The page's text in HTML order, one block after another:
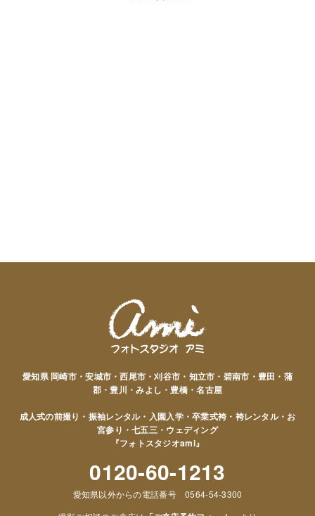
愛知県 岡崎市・安城市・西尾市・刈谷市・知立市・碧南市・豊田・蒲
郡・豊川・みよし・豊橋・名古屋
成人式の前撮り・振袖レンタル・入園入学・卒業式袴・袴レンタル・お
宮参り・七五三・ウェディング
『フォトスタジオami』
0120-60-1213
愛知県以外からの電話番号 0564-54-3300